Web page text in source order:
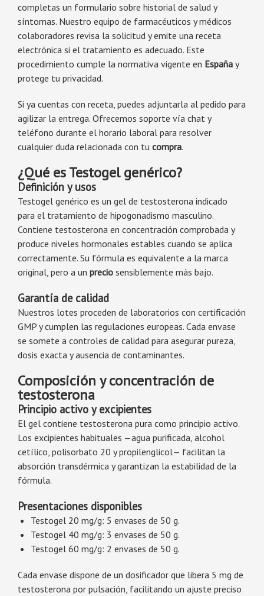
completas un formulario sobre historial de salud y
síntomas. Nuestro equipo de farmacéuticos y médicos
colaboradores revisa la solicitud y emite una receta
electrónica si el tratamiento es adecuado. Este
procedimiento cumple la normativa vigente en España y
protege tu privacidad.
Si ya cuentas con receta, puedes adjuntarla al pedido para
agilizar la entrega. Ofrecemos soporte vía chat y
teléfono durante el horario laboral para resolver
cualquier duda relacionada con tu compra.
¿Qué es Testogel genérico?
Definición y usos
Testogel genérico es un gel de testosterona indicado
para el tratamiento de hipogonadismo masculino.
Contiene testosterona en concentración comprobada y
produce niveles hormonales estables cuando se aplica
correctamente. Su fórmula es equivalente a la marca
original, pero a un precio sensiblemente más bajo.
Garantía de calidad
Nuestros lotes proceden de laboratorios con certificación
GMP y cumplen las regulaciones europeas. Cada envase
se somete a controles de calidad para asegurar pureza,
dosis exacta y ausencia de contaminantes.
Composición y concentración de
testosterona
Principio activo y excipientes
El gel contiene testosterona pura como principio activo.
Los excipientes habituales —agua purificada, alcohol
cetílico, polisorbato 20 y propilenglicol— facilitan la
absorción transdérmica y garantizan la estabilidad de la
fórmula.
Presentaciones disponibles
Testogel 20 mg/g: 5 envases de 50 g.
Testogel 40 mg/g: 3 envases de 50 g.
Testogel 60 mg/g: 2 envases de 50 g.
Cada envase dispone de un dosificador que libera 5 mg de
testosterona por pulsación, facilitando un ajuste preciso